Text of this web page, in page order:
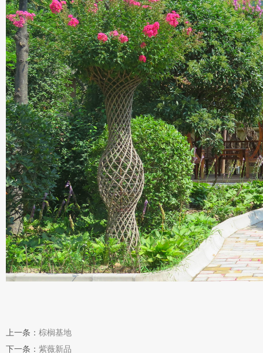
上一条： 棕榈基地
下一条： 紫薇新品